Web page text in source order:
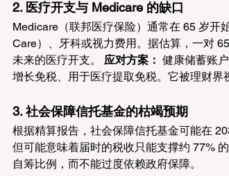
2. 医疗开支与 Medicare 的缺口
Medicare（联邦医疗保险）通常在 65 岁开
Care）、牙科或视力费用。据估算，一对
未来的医疗开支。 应对方案： 健康储蓄账
增长免税、用于医疗提取免税。它被理财界
3. 社会保障信托基金的枯竭预期
根据精算报告，社会保障信托基金可能在
但可能意味着届时的税收只能支撑约 77%
自筹比例，而不能过度依赖政府保障。